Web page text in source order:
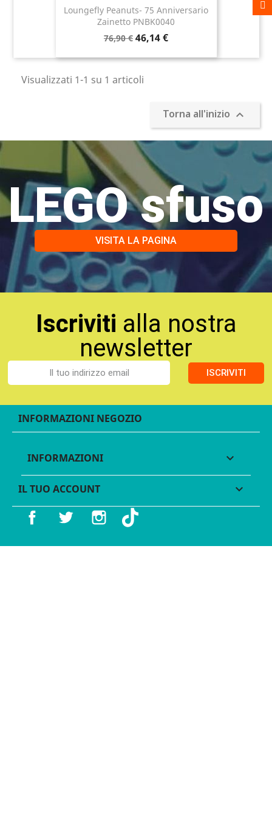
Loungefly Peanuts- 75 Anniversario
Zainetto PNBK0040
76,90 € 46,14 €
Visualizzati 1-1 su 1 articoli
Torna all'inizio 
LEGO sfuso
VISITA LA PAGINA
Iscriviti alla nostra
newsletter
ISCRIVITI
INFORMAZIONI NEGOZIO
INFORMAZIONI 
IL TUO ACCOUNT 
Facebook Twitter Instagram